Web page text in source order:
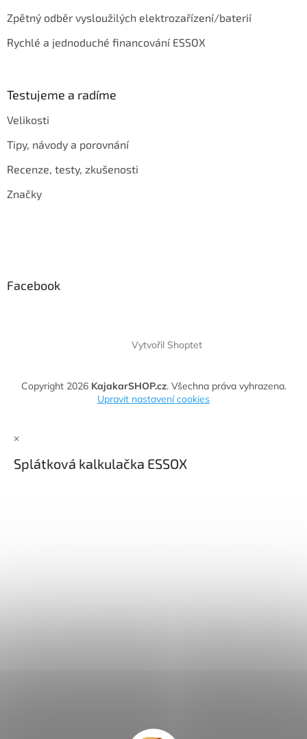
Zpětný odběr vysloužilých elektrozařízení/baterií
Rychlé a jednoduché financování ESSOX
Testujeme a radíme
Velikosti
Tipy, návody a porovnání
Recenze, testy, zkušenosti
Značky
Facebook
Vytvořil Shoptet
Copyright 2026 KajakarSHOP.cz. Všechna práva vyhrazena.
Upravit nastavení cookies
×
Splátková kalkulačka ESSOX